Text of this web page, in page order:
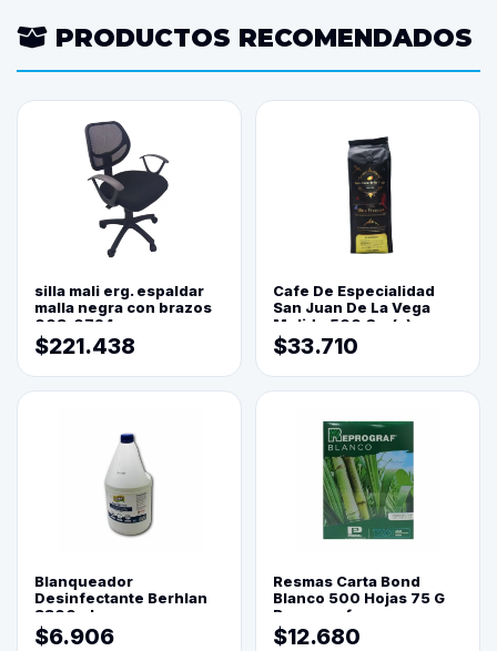
PRODUCTOS RECOMENDADOS
silla mali erg. espaldar
malla negra con brazos
003-0794
$221.438
Cafe De Especialidad
San Juan De La Vega
Molido 500 Grs(=)
$33.710
Blanqueador
Desinfectante Berhlan
3800ml
$6.906
Resmas Carta Bond
Blanco 500 Hojas 75 G
Reprograf.
$12.680